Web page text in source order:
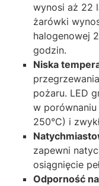
wynosi aż 22
żarówki
halogenowej
godzin.
Niska
pożaru. LED
w
250°C) i
zapewni
osiągnięcie
Odporność